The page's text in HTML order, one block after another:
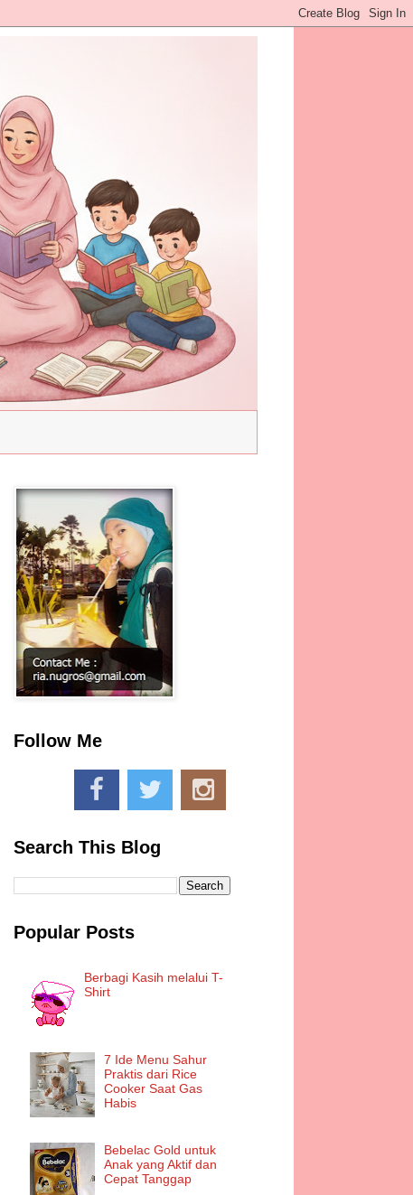
Follow Me
Search This Blog
Popular Posts
Berbagi Kasih melalui T-
Shirt
7 Ide Menu Sahur
Praktis dari Rice
Cooker Saat Gas
Habis
Bebelac Gold untuk
Anak yang Aktif dan
Cepat Tanggap